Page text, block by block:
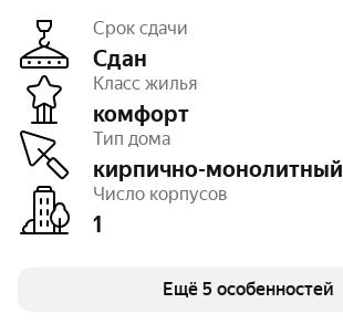
Срок сдачи
Сдан
Класс жилья
комфорт
Тип дома
кирпично-монолитный
Число корпусов
1
Этажность
Паркинг, машиноместа
Тип договора
ДКП
Очереди
1
Число квартир
232
Ещё 5 особенностей